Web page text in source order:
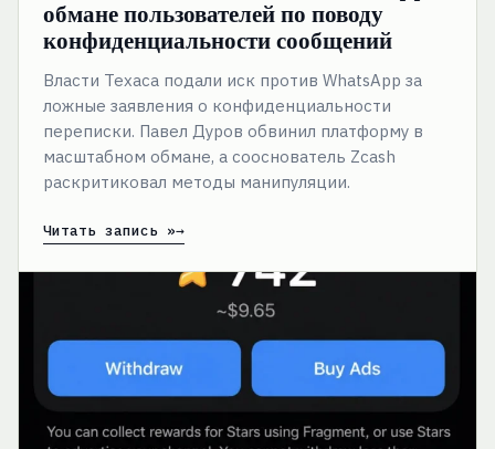
обмане пользователей по поводу
конфиденциальности сообщений
Власти Техаса подали иск против WhatsApp за
ложные заявления о конфиденциальности
переписки. Павел Дуров обвинил платформу в
масштабном обмане, а сооснователь Zcash
раскритиковал методы манипуляции.
Читать запись »
теперь
доступны
российским
каналам
Telegram